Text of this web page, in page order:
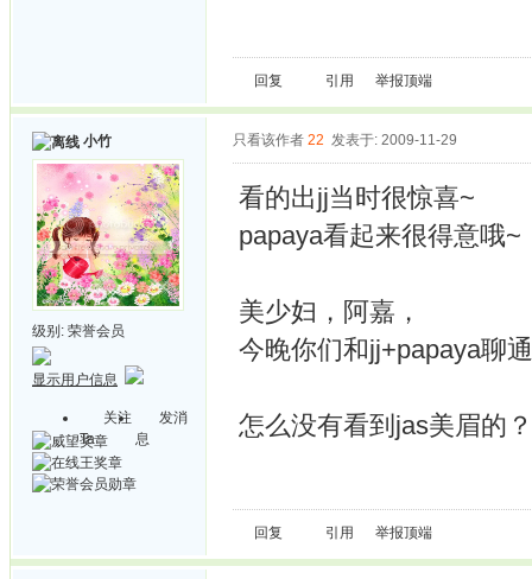
回复 引用 举报顶端
小竹
级别: 荣誉会员
显示用户信息
关注
Ta
发消
息
只看该作者 22 发表于: 2009-11-29
看的出jj当时很惊喜~
papaya看起来很得意哦~
美少妇，阿嘉，
今晚你们和jj+papaya聊
怎么没有看到jas美眉的？
回复 引用 举报顶端